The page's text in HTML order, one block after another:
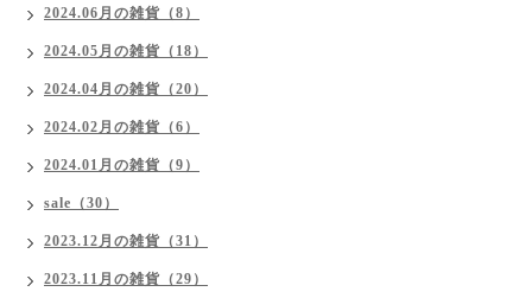
2024.06月の雑貨（8）
2024.05月の雑貨（18）
2024.04月の雑貨（20）
2024.02月の雑貨（6）
2024.01月の雑貨（9）
sale（30）
2023.12月の雑貨（31）
2023.11月の雑貨（29）